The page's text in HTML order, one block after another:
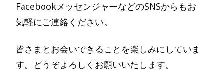
FacebookメッセンジャーなどのSNSからもお
気軽にご連絡ください。
皆さまとお会いできることを楽しみにしていま
す。どうぞよろしくお願いいたします。